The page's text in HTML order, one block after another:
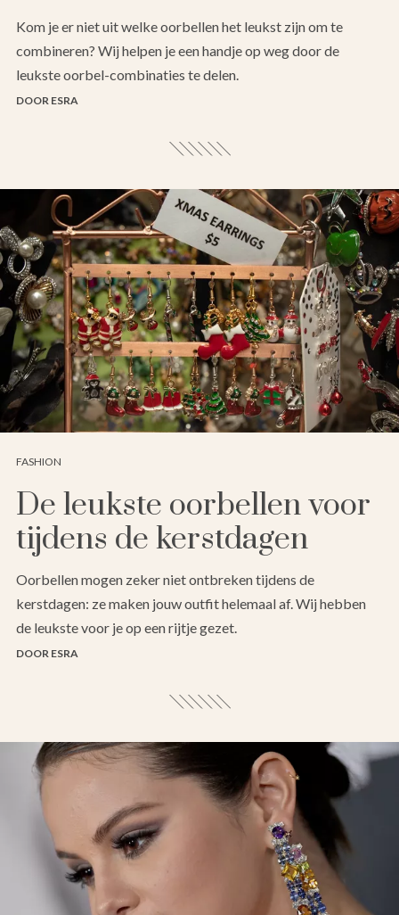
Kom je er niet uit welke oorbellen het leukst zijn om te
combineren? Wij helpen je een handje op weg door de
leukste oorbel-combinaties te delen.
DOOR ESRA
FASHION
De leukste oorbellen voor
tijdens de kerstdagen
Oorbellen mogen zeker niet ontbreken tijdens de
kerstdagen: ze maken jouw outfit helemaal af. Wij hebben
de leukste voor je op een rijtje gezet.
DOOR ESRA